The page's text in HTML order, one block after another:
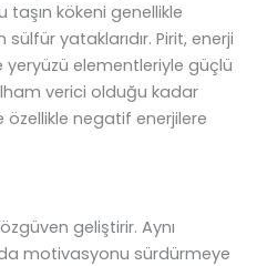
taşın kökeni genellikle
yataklarıdır. Pirit, enerji
yeryüzü elementleriyle güçlü
verici olduğu kadar
negatif enerjilere
geliştirir. Aynı
motivasyonu sürdürmeye